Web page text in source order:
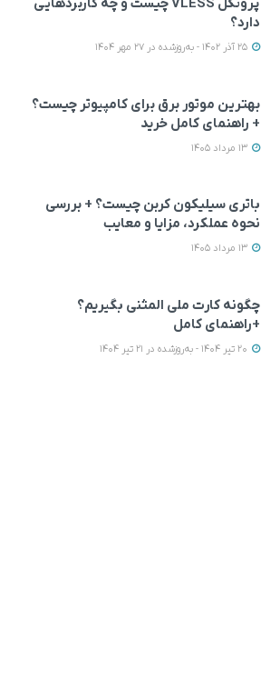
دارد؟
بهترین موتور برق برای کامپیوتر چیست؟
+ راهنمای کامل خرید
باتری سیلیکون کربن چیست؟ + بررسی
نحوه عملکرد، مزایا و معایب
چگونه کارت ملی المثنی بگیریم؟
+راهنمای کامل